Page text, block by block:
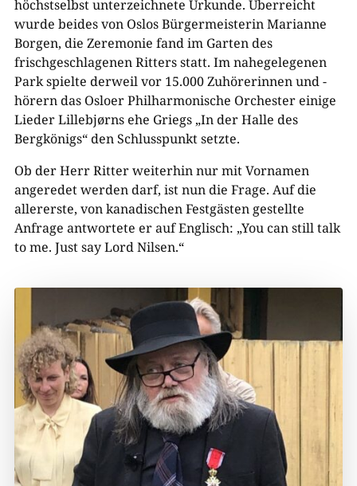
höchstselbst unterzeichnete Urkunde. Überreicht
wurde beides von Oslos Bürgermeisterin Marianne
Borgen, die Zeremonie fand im Garten des
frischgeschlagenen Ritters statt. Im nahegelegenen
Park spielte derweil vor 15.000 Zuhörerinnen und -
hörern das Osloer Philharmonische Orchester einige
Lieder Lillebjørns ehe Griegs „In der Halle des
Bergkönigs“ den Schlusspunkt setzte.
Ob der Herr Ritter weiterhin nur mit Vornamen
angeredet werden darf, ist nun die Frage. Auf die
allererste, von kanadischen Festgästen gestellte
Anfrage antwortete er auf Englisch: „You can still talk
to me. Just say Lord Nilsen.“